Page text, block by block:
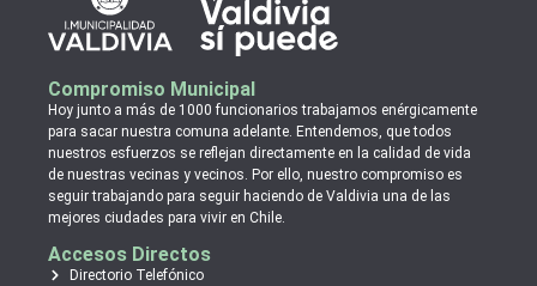
Compromiso Municipal
Hoy junto a más de 1000 funcionarios trabajamos enérgicamente
para sacar nuestra comuna adelante. Entendemos, que todos
nuestros esfuerzos se reflejan directamente en la calidad de vida
de nuestras vecinas y vecinos. Por ello, nuestro compromiso es
seguir trabajando para seguir haciendo de Valdivia una de las
mejores ciudades para vivir en Chile.
Accesos Directos
Directorio Telefónico